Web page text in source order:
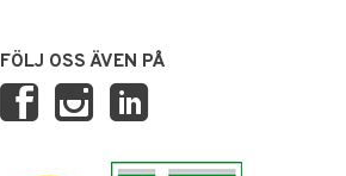
FÖLJ OSS ÄVEN PÅ